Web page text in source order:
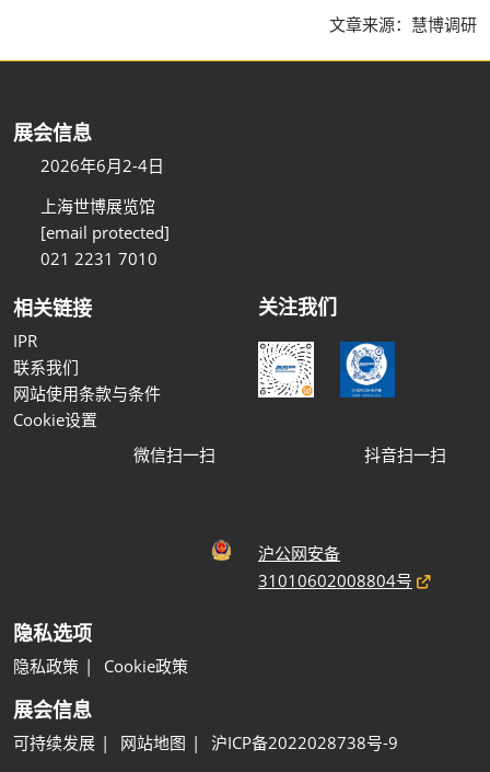
文章来源：慧博调研
展会信息
2026年6月2-4日
上海世博展览馆
[email protected]
021 2231 7010
相关链接
IPR
联系我们
网站使用条款与条件
Cookie设置
关注我们
微信扫一扫 抖音扫一扫
沪公网安备
31010602008804号
隐私选项
隐私政策 Cookie政策
展会信息
可持续发展 网站地图 沪ICP备2022028738号-9